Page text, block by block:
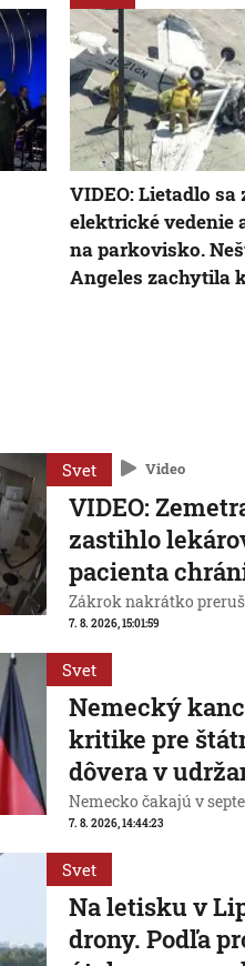
VIDEO: Lietadlo
elektrické vedenie
na parkovisko.
Angeles zachytila
Svet Video
VIDEO:
zastihlo
pacienta
Zákrok nakrátko
7. 8. 2026, 15:01:59
Svet
Nemecký
kritike pre
dôvera v
Nemecko čakajú v
7. 8. 2026, 14:44:23
Svet
Na letisku v
drony. Podľa